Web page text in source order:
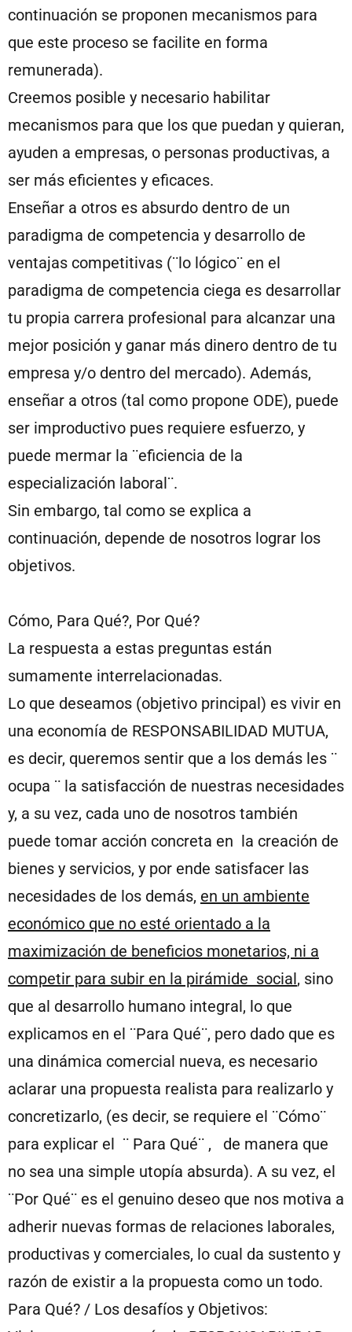
continuación se proponen mecanismos para
que este proceso se facilite en forma
remunerada).
Creemos posible y necesario habilitar
mecanismos para que los que puedan y quieran,
ayuden a empresas, o personas productivas, a
ser más eficientes y eficaces.
Enseñar a otros es absurdo dentro de un
paradigma de competencia y desarrollo de
ventajas competitivas (¨lo lógico¨ en el
paradigma de competencia ciega es desarrollar
tu propia carrera profesional para alcanzar una
mejor posición y ganar más dinero dentro de tu
empresa y/o dentro del mercado). Además,
enseñar a otros (tal como propone ODE), puede
ser improductivo pues requiere esfuerzo, y
puede mermar la ¨eficiencia de la
especialización laboral¨.
Sin embargo, tal como se explica a
continuación, depende de nosotros lograr los
objetivos.
Cómo, Para Qué?, Por Qué?
La respuesta a estas preguntas están
sumamente interrelacionadas.
Lo que deseamos (objetivo principal) es vivir en
una economía de RESPONSABILIDAD MUTUA,
es decir, queremos sentir que a los demás les ¨
ocupa ¨ la satisfacción de nuestras necesidades
y, a su vez, cada uno de nosotros también
puede tomar acción concreta en la creación de
bienes y servicios, y por ende satisfacer las
necesidades de los demás, en un ambiente
económico que no esté orientado a la
maximización de beneficios monetarios, ni a
competir para subir en la pirámide social, sino
que al desarrollo humano integral, lo que
explicamos en el ¨Para Qué¨, pero dado que es
una dinámica comercial nueva, es necesario
aclarar una propuesta realista para realizarlo y
concretizarlo, (es decir, se requiere el ¨Cómo¨
para explicar el ¨ Para Qué¨ , de manera que
no sea una simple utopía absurda). A su vez, el
¨Por Qué¨ es el genuino deseo que nos motiva a
adherir nuevas formas de relaciones laborales,
productivas y comerciales, lo cual da sustento y
razón de existir a la propuesta como un todo.
Para Qué? / Los desafíos y Objetivos: